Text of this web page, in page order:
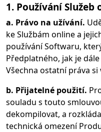
1. Používání Služeb
a. Právo na užívání.
ke Službám online a
používání Softwaru,
Předplatného, jak je
Všechna ostatní práva si
b. Přijatelné použití.
souladu s touto
dekompilovat, a
technická omezení